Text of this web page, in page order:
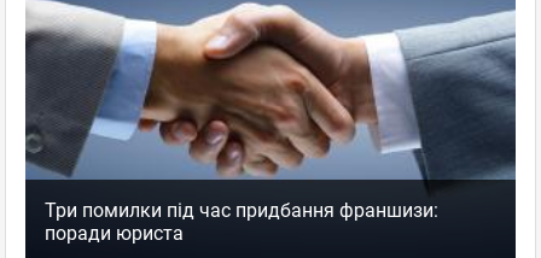
Три помилки під час придбання франшизи:
поради юриста